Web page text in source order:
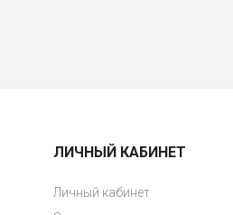
ЛИЧНЫЙ КАБИНЕТ
Личный кабинет